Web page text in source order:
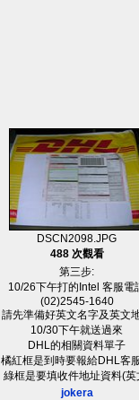
DSCN2098.JPG
488 次觀看
第三步:
10/26下午打的Intel 客服電
(02)2545-1640
請先準備好英文名字及英文
10/30下午就送過來
DHL的相關資料單子
橘紅框是到時要報給DHL客
綠框是要填收件地址資料(英
jokera